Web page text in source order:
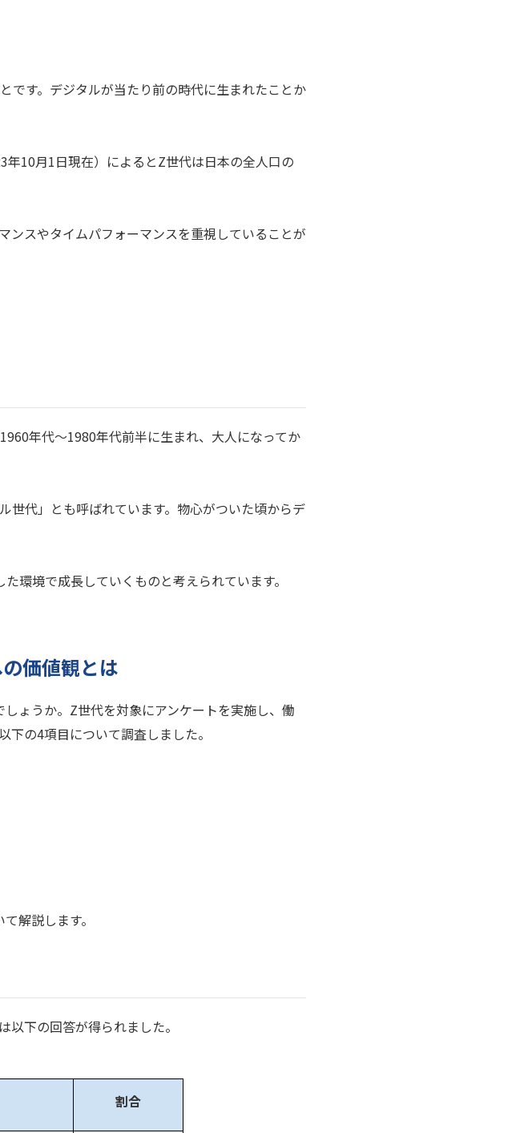
です。デジタルが当たり前の時代に生まれたことか
10月1日現在）によるとZ世代は日本の全人口の
ンスやタイムパフォーマンスを重視していることが
年代～1980年代前半に生まれ、大人になってか
世代」とも呼ばれています。物心がついた頃からデ
環境で成長していくものと考えられています。
価値観とは
ょうか。Z世代を対象にアンケートを実施し、働
の4項目について調査しました。
解説します。
以下の回答が得られました。
割合